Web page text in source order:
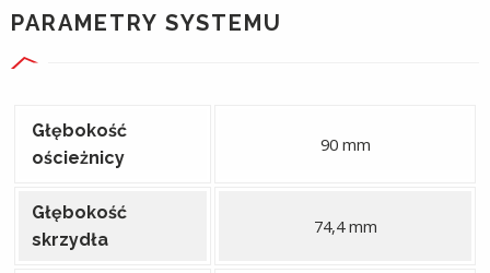
PARAMETRY SYSTEMU
Głębokość
ościeżnicy
90 mm
Głębokość
skrzydła
74,4 mm